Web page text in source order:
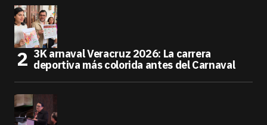
3K arnaval Veracruz 2026: La carrera
deportiva más colorida antes del Carnaval